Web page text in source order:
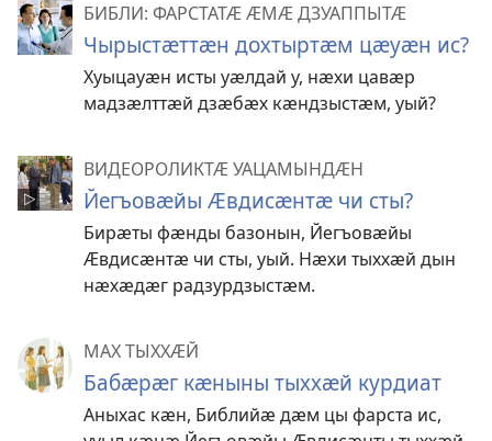
БИБЛИ: ФАРСТАТӔ ӔМӔ ДЗУАППЫТӔ
Чырыстӕттӕн дохтыртӕм цӕуӕн ис?
Хуыцауӕн исты уӕлдай у, нӕхи цавӕр
мадзӕлттӕй дзӕбӕх кӕндзыстӕм, уый?
ВИДЕОРОЛИКТӔ УАЦАМЫНДӔН
Йегъовӕйы Ӕвдисӕнтӕ чи сты?
Бирӕты фӕнды базонын, Йегъовӕйы
Ӕвдисӕнтӕ чи сты, уый. Нӕхи тыххӕй дын
нӕхӕдӕг радзурдзыстӕм.
МАХ ТЫХХӔЙ
Бабӕрӕг кӕныны тыххӕй курдиат
Аныхас кӕн, Библийӕ дӕм цы фарста ис,